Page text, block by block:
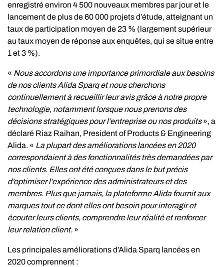
enregistré environ 4 500 nouveaux membres par jour et le
lancement de plus de 60 000 projets d’étude, atteignant un
taux de participation moyen de 23 % (largement supérieur
au taux moyen de réponse aux enquêtes, qui se situe entre
1 et 3 %).
« Nous accordons une importance primordiale aux besoins
de nos clients Alida Sparq et nous cherchons
continuellement à recueillir leur avis grâce à notre propre
technologie, notamment lorsque nous prenons des
décisions stratégiques pour l’entreprise ou nos produits», a
déclaré Riaz Raihan, President of Products & Engineering
Alida. « La plupart des améliorations lancées en 2020
correspondaient à des fonctionnalités très demandées par
nos clients. Elles ont été conçues dans le but précis
d’optimiser l’expérience des administrateurs et des
membres. Plus que jamais, la plateforme Alida fournit aux
marques tout ce dont elles ont besoin pour interagir et
écouter leurs clients, comprendre leur réalité et renforcer
leur relation client. »
Les principales améliorations d’Alida Sparq lancées en
2020 comprennent :